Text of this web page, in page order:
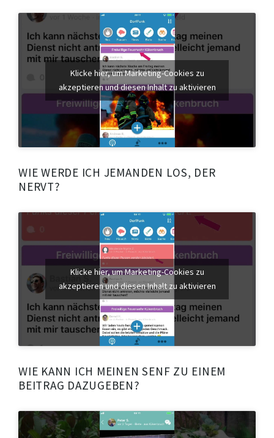
Klicke hier, um Marketing-Cookies zu
akzeptieren und diesen Inhalt zu aktivieren
WIE WERDE ICH JEMANDEN LOS, DER
NERVT?
Klicke hier, um Marketing-Cookies zu
akzeptieren und diesen Inhalt zu aktivieren
WIE KANN ICH MEINEN SENF ZU EINEM
BEITRAG DAZUGEBEN?